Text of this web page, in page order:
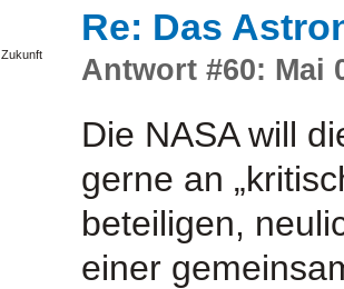
Re: Das
Antwort #60: Mai
Die NASA will
gerne an
beteiligen,
einer